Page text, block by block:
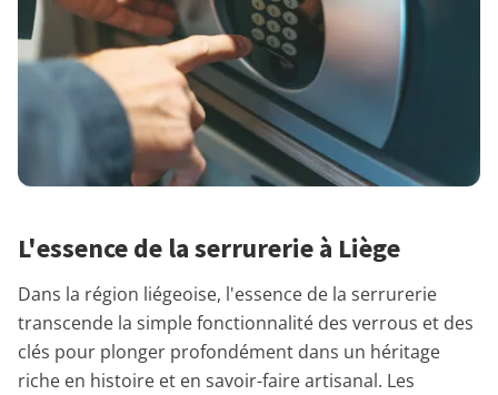
L'essence de la serrurerie à Liège
Dans la région liégeoise, l'essence de la serrurerie
transcende la simple fonctionnalité des verrous et des
clés pour plonger profondément dans un héritage
riche en histoire et en savoir-faire artisanal. Les